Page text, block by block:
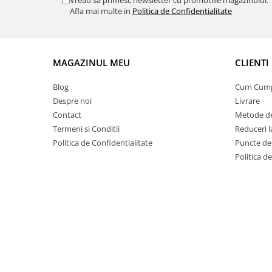
Colecția Păcălici
TOATE JOCURILE
Pentru mai multe informatii
Afla mai multe in Politica de Confidentialitate
MAGAZINUL MEU
Blog
Despre noi
Contact
Termeni si Conditii
Politica de Confidentialitate
CLIENTI
Cum
Livrare
Metode
Reduceri
Puncte
Politica